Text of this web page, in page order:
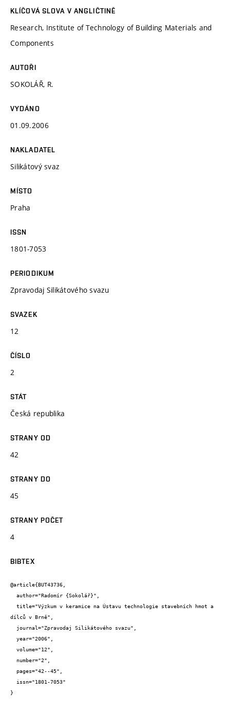
KLÍČOVÁ SLOVA V ANGLIČTINĚ
Research, Institute of Technology of Building Materials and
Components
AUTOŘI
SOKOLÁŘ, R.
VYDÁNO
01.09.2006
NAKLADATEL
Silikátový svaz
MÍSTO
Praha
ISSN
1801-7053
PERIODIKUM
Zpravodaj Silikátového svazu
SVAZEK
12
ČÍSLO
2
STÁT
Česká republika
STRANY OD
42
STRANY DO
45
STRANY POČET
4
BIBTEX
@article{BUT43736,
dílců v Brně",
}